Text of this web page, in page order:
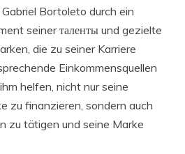
Bortoleto durch ein
seiner таленты und gezielte
die zu seiner Karriere
Einkommensquellen
helfen, nicht nur seine
zu finanzieren, sondern auch
zu tätigen und seine Marke